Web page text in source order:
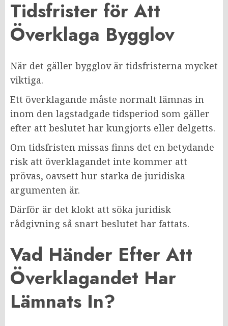
Tidsfrister för Att
Överklaga Bygglov
När det gäller bygglov är tidsfristerna mycket
viktiga.
Ett överklagande måste normalt lämnas in
inom den lagstadgade tidsperiod som gäller
efter att beslutet har kungjorts eller delgetts.
Om tidsfristen missas finns det en betydande
risk att överklagandet inte kommer att
prövas, oavsett hur starka de juridiska
argumenten är.
Därför är det klokt att söka juridisk
rådgivning så snart beslutet har fattats.
Vad Händer Efter Att
Överklagandet Har
Lämnats In?